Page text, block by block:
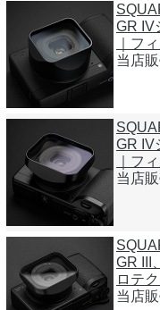
GR IV
｜フ
当店
GR IV
｜フ
当店
GR III
ロテ
当店